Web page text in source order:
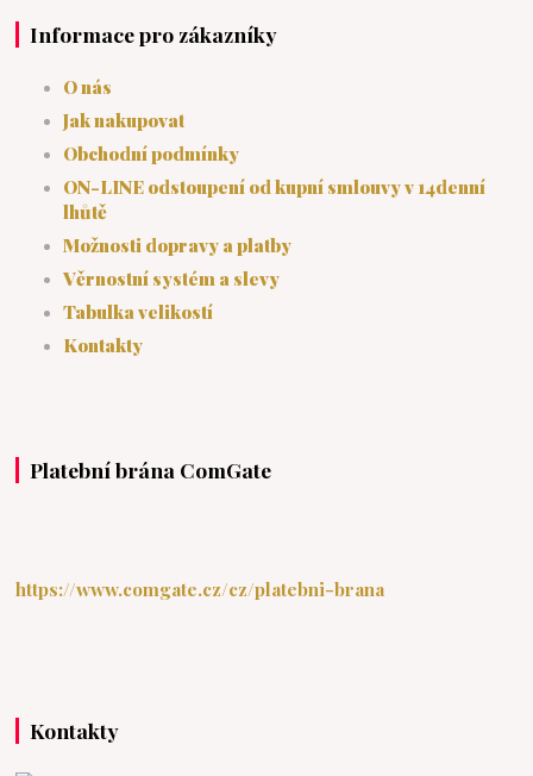
Informace pro zákazníky
O nás
Jak nakupovat
Obchodní podmínky
ON-LINE odstoupení od kupní smlouvy v 14denní
lhůtě
Možnosti dopravy a platby
Věrnostní systém a slevy
Tabulka velikostí
Kontakty
Platební brána ComGate
https://www.comgate.cz/cz/platebni-brana
Kontakty